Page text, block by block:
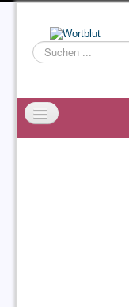
Suchen
...